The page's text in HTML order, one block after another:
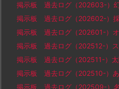
掲示板 過去ログ（202603-）
掲示板 過去ログ（202602-）
掲示板 過去ログ（202601-）オ
掲示板 過去ログ（202512-）ス
掲示板 過去ログ（202511-）太
掲示板 過去ログ（202510-）
掲示板 過去ログ（202509-）